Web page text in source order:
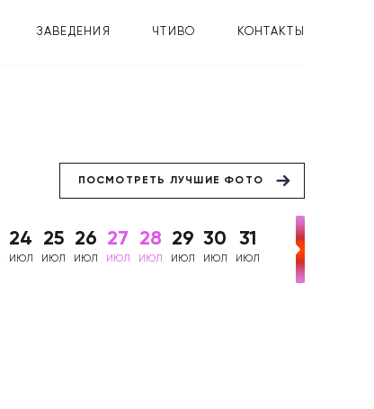
ЗАВЕДЕНИЯ ЧТИВО КОНТАКТЫ
ПОСМОТРЕТЬ ЛУЧШИЕ ФОТО
24
ИЮЛ
25
ИЮЛ
26
ИЮЛ
27
ИЮЛ
28
ИЮЛ
29
ИЮЛ
30
ИЮЛ
31
ИЮЛ